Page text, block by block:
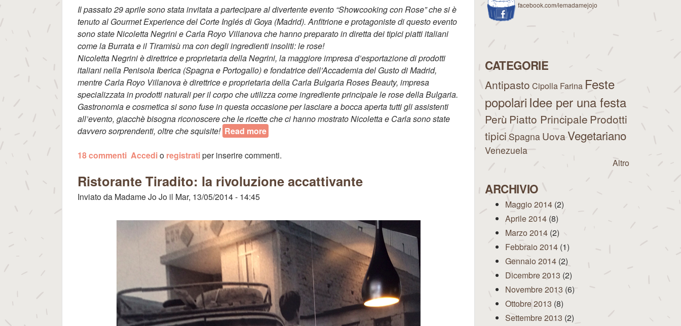
Il passato 29 aprile sono stata invitata a partecipare al divertente evento “Showcooking con Rose” che si è
tenuto al Gourmet Experience del Corte Inglés di Goya (Madrid). Anfitrione e protagoniste di questo evento
sono state Nicoletta Negrini e Carla Royo Villanova che hanno preparato in diretta dei tipici piatti italiani
come la Burrata e il Tiramisù ma con degli ingredienti insoliti: le rose!
Nicoletta Negrini è direttrice e proprietaria della Negrini, la maggiore impresa d’esportazione di prodotti
italiani nella Penisola Iberica (Spagna e Portogallo) e fondatrice dell’Accademia del Gusto di Madrid,
mentre Carla Royo Villanova è direttrice e proprietaria della Carla Bulgaria Roses Beauty, impresa
specializzata in prodotti naturali per il corpo che utilizza come ingrediente principale le rose della Bulgaria.
Gastronomia e cosmetica si sono fuse in questa occasione per lasciare a bocca aperta tutti gli assistenti
all’evento, giacchè bisogna riconoscere che le ricette che ci hanno mostrato Nicoletta e Carla sono state
davvero sorprendenti, oltre che squisite! Read more about Showcooking con Rose al Gourmet Experience del Corte Inglés di Madrid
18 commenti Accedio registratiper inserire commenti.
Ristorante Tiradito: la rivoluzione accattivante
Inviato da Madame Jo Jo il Mar, 13/05/2014 - 14:45
facebook.com/lemadamejojo
CATEGORIE
Antipasto Cipolla Farina Feste
popolari Idee per una festa
Perù Piatto Principale Prodotti
tipici Spagna UovaVegetariano
Venezuela
Altro
ARCHIVIO
Maggio 2014 (2)
Aprile 2014 (8)
Marzo 2014 (2)
Febbraio 2014 (1)
Gennaio 2014 (2)
Dicembre 2013 (2)
Novembre 2013 (6)
Ottobre 2013 (8)
Settembre 2013 (2)